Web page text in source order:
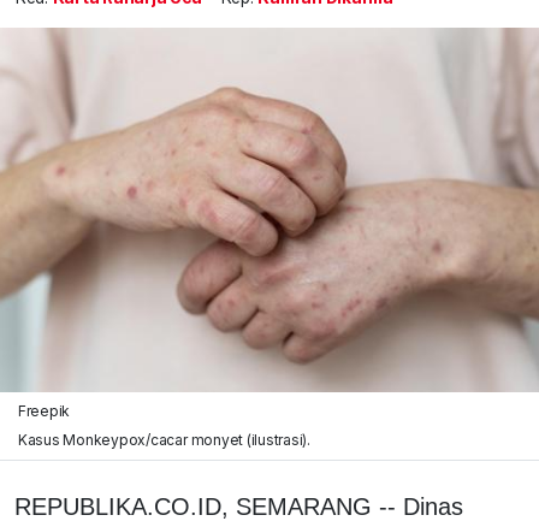
Freepik
Kasus Monkeypox/cacar monyet (ilustrasi).
REPUBLIKA.CO.ID, SEMARANG -- Dinas